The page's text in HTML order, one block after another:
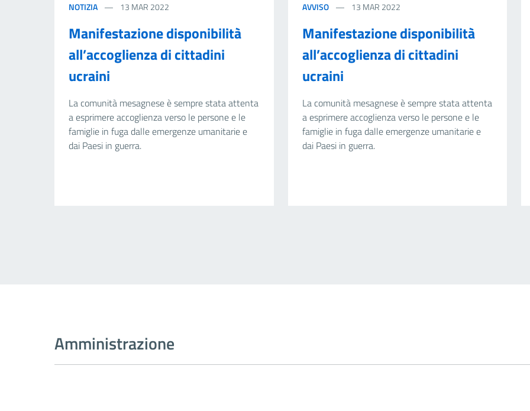
NOTIZIA 13 MAR 2022
Manifestazione disponibilità
all’accoglienza di cittadini
ucraini
La comunità mesagnese è sempre stata attenta
a esprimere accoglienza verso le persone e le
famiglie in fuga dalle emergenze umanitarie e
dai Paesi in guerra.
AVVISO 13 MAR 2022
Manifestazione disponibilità
all’accoglienza di cittadini
ucraini
La comunità mesagnese è sempre stata attenta
a esprimere accoglienza verso le persone e le
famiglie in fuga dalle emergenze umanitarie e
dai Paesi in guerra.
Amministrazione